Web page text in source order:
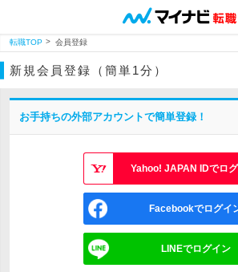
転職TOP 会員登録
新規会員登録（簡単1分）
お手持ちの外部アカウントで簡単登録！
Yahoo! JAPAN IDでロ
Facebookでログイ
LINEでログイン